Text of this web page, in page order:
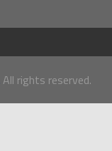
All rights reserved.